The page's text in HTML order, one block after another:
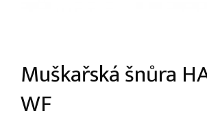
Muškařská šnůra
WF